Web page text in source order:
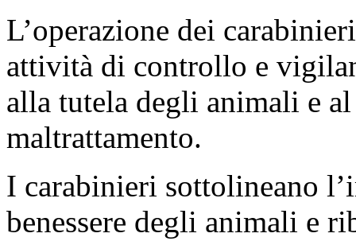
L’operazione dei
attività di controllo e
alla tutela degli animali e
maltrattamento.
I carabinieri sottolineano
benessere degli animali e